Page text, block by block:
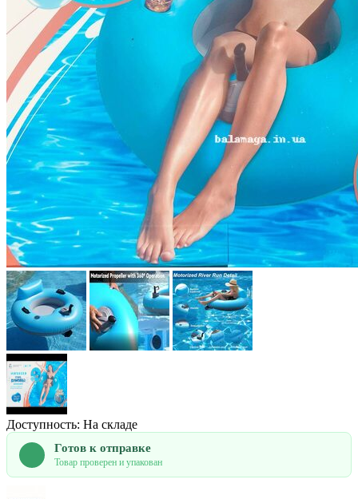
Доступность: На складе
Готов к отправке
Товар проверен и упакован